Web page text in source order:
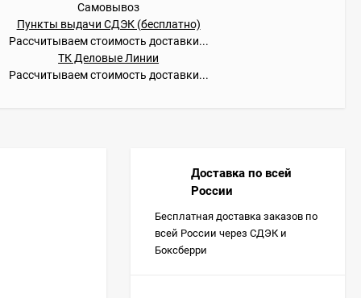
Самовывоз
Пункты выдачи СДЭК (бесплатно)
Рассчитываем стоимость доставки...
ТК Деловые Линии
Рассчитываем стоимость доставки...
Доставка по всей
России
Бесплатная доставка заказов по
всей России через СДЭК и
Боксберри